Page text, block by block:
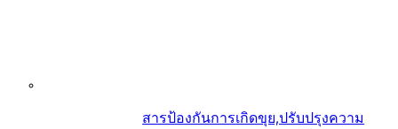
สารป้องกันการเกิดขุย,ปรับปรุงความ